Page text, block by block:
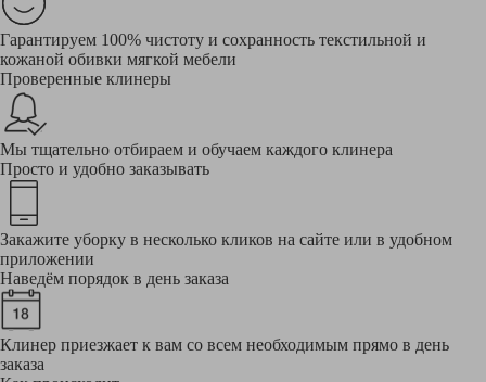
Гарантируем 100% чистоту и сохранность текстильной и
кожаной обивки мягкой мебели
Проверенные клинеры
Мы тщательно отбираем и обучаем каждого клинера
Просто и удобно заказывать
Закажите уборку в несколько кликов на сайте или в удобном
приложении
Наведём порядок в день заказа
Клинер приезжает к вам со всем необходимым прямо в день
заказа